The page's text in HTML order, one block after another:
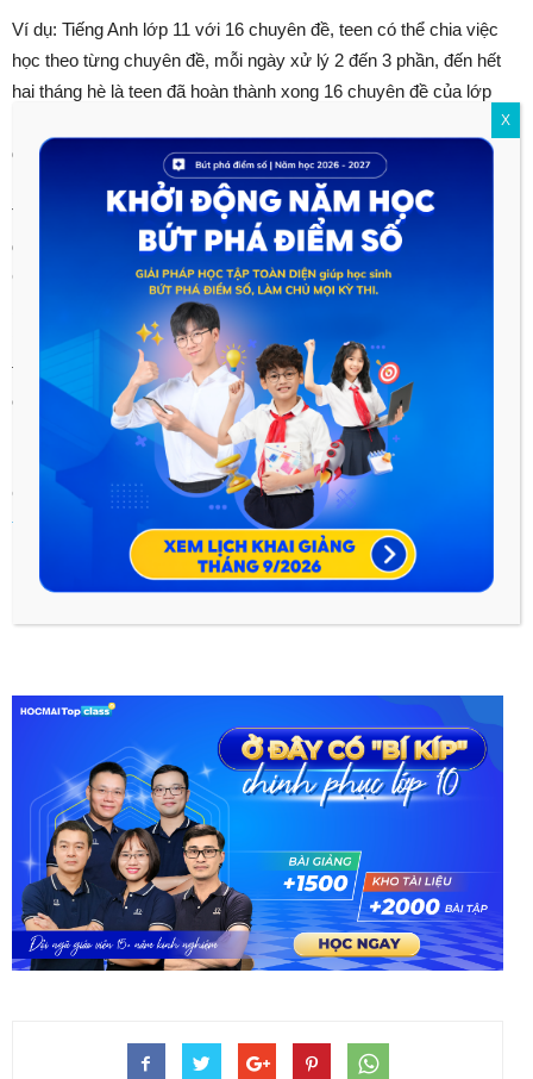
Ví dụ: Tiếng Anh lớp 11 với 16 chuyên đề, teen có thể chia việc
học theo từng chuyên đề, mỗi ngày xử lý 2 đến 3 phần, đến hết
hai tháng hè là teen đã hoàn thành xong 16 chuyên đề của lớp
dành điểm số cao một cách dễ dàng.
Teen 2k2 có thể tham khảo ngay khóa học Tiếng Anh 11 đã
được lên kế hoạch rõ ràng chi tiết bởi cô Hương Fiona.
Chương trình học tập đã được cô Hương chia thành 65 video
bài giảng dễ hiểu, bám sát sách giáo khoa với những phương
pháp học từ mới, mở rộng vốn từ, rèn luyện các kỹ năng, hoàn
thành bài nói bài viết hiệu quả cùng các bài tập tự luyện củng
cố kiến thức vững vàng. Lên kế hoạch học ngay cùng cô
Hương Fiona ngay trong hè này nào teen 2k2!
Chần chừ gì nữa 2k2 ơi! Đăng ký và học thử ngay Học Tốt 11
tại đây
teen 2k2 nhé!
X